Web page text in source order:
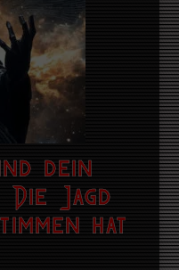
dein
Jagd
hat